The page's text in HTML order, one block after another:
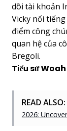
dõi tài khoản
Vicky nổi
điểm công
quan hệ của
Bregoli.
Tiểu sử
READ ALSO:
2026: